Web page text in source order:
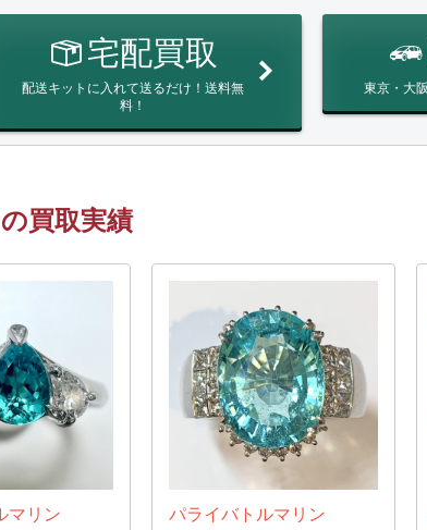
宅配買取
配送キットに入れて送るだけ！送料無
料！
東京・大
買取実績
マリン
パライバトルマリン